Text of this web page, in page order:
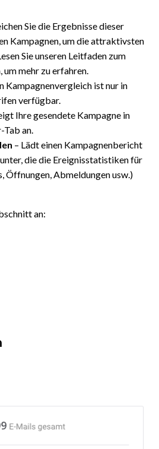
Sie die Ergebnisse dieser
Kampagnen, um die attraktivsten
Sie unseren Leitfaden zum
mehr zu erfahren.
Kampagnenvergleich ist nur in
verfügbar.
Ihre gesendete Kampagne in
Tab an.
– Lädt einen Kampagnenbericht
die die Ereignisstatistiken für
Öffnungen, Abmeldungen usw.)
an: